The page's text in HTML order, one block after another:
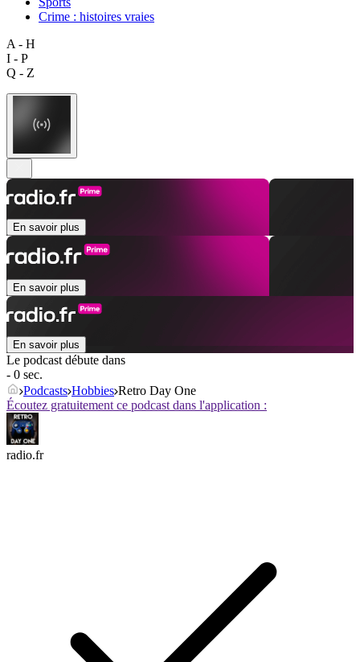
Crime : histoires vraies
A - H
I - P
Q - Z
En savoir plus
En savoir plus
En savoir plus
Le podcast débute dans
- 0 sec.
Podcasts Hobbies Retro Day One
Écoutez gratuitement ce podcast dans l'application :
radio.fr